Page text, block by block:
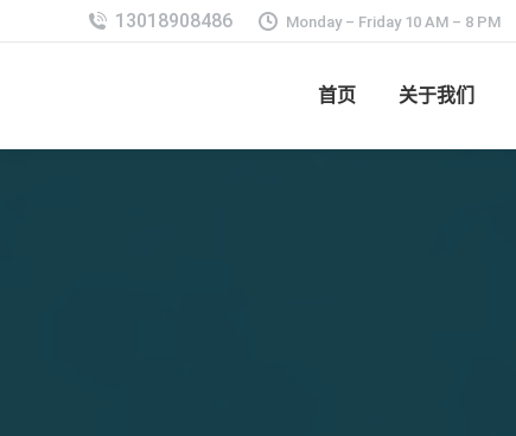
Monday – Friday 10 AM – 8 PM
首页 关于我们